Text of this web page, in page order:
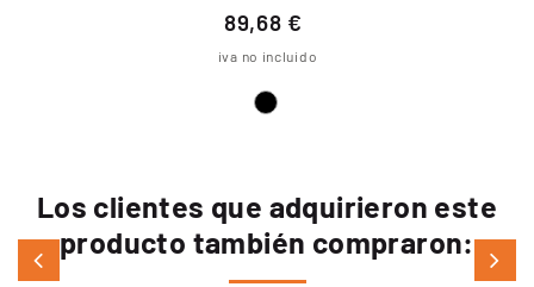
89,68 €
iva no incluido
Los clientes que adquirieron este
producto también compraron: